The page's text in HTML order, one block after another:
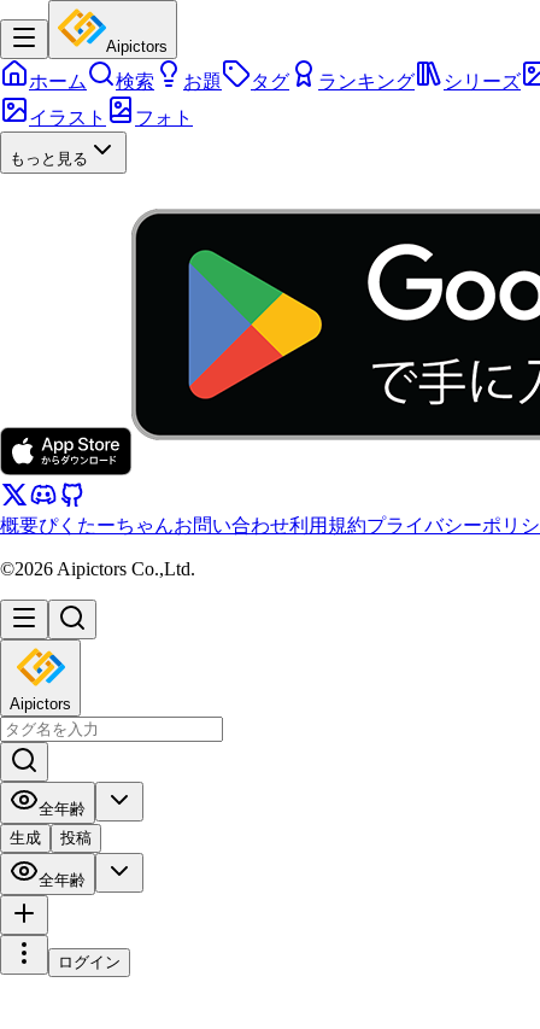
Aipictors
ホーム 検索 お題 タグ ランキング
シリーズ
イラスト
フォト
もっと見る
概要ぴくたーちゃんお問い合わせ利用規約プライバシーポリ
©2026 Aipictors Co.,Ltd.
Aipictors
全年齢
生成
投稿
全年齢
ログイン